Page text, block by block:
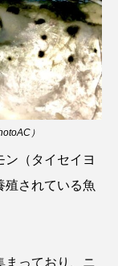
ンクラゲ
）
（タイセイヨ
殖されている魚
まっており、ニ